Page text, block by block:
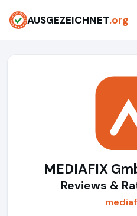
AUSGEZEICHNET.org
MEDIAFIX
Reviews &